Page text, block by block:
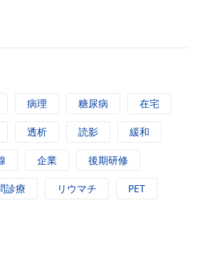
病理 糖尿病 在宅
透析 読影 緩和
企業 後期研修
診療 リウマチ PET